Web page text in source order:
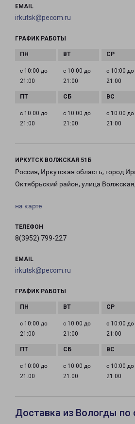
EMAIL
irkutsk@pecom.ru
ГРАФИК РАБОТЫ
с 10:00 до
21:00
с 10:00 до
21:00
с 10:00 до
21:00
с 10:00 до
21:00
с 10:00 до
21:00
с 10:00 до
21:00
ИРКУТСК ВОЛЖСКАЯ 51Б
Россия, Иркутская область, город
Октябрьский район, улица
на карте
ТЕЛЕФОН
8(3952) 799-227
EMAIL
irkutsk@pecom.ru
ГРАФИК РАБОТЫ
с 10:00 до
21:00
с 10:00 до
21:00
с 10:00 до
21:00
с 10:00 до
21:00
с 10:00 до
21:00
с 10:00 до
21:00
Доставка из Вологды по